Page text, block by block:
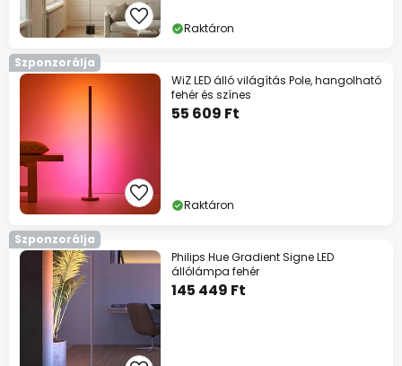
Raktáron
Szponzorálja
WiZ LED álló világítás Pole, hangolható
fehér és színes
55 609 Ft
Raktáron
Szponzorálja
Philips Hue Gradient Signe LED
állólámpa fehér
145 449 Ft